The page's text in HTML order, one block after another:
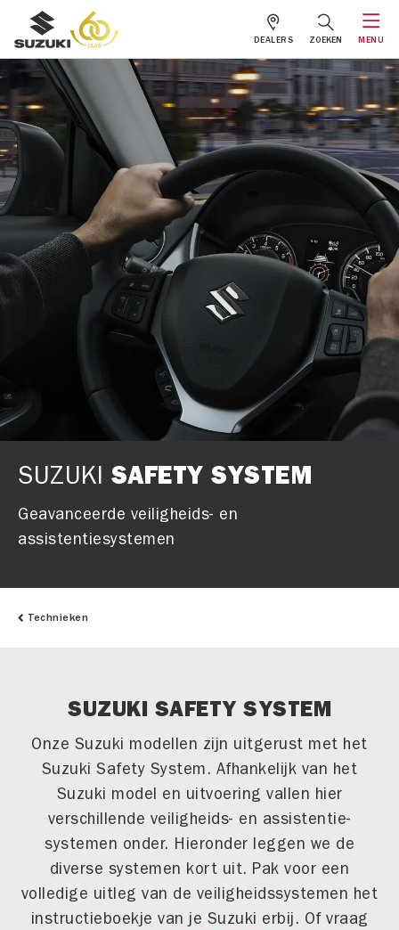
DEALERS ZOEKEN MENU
SUZUKI SAFETY SYSTEM
Geavanceerde veiligheids- en
assistentiesystemen
Technieken
SUZUKI SAFETY SYSTEM
Onze Suzuki modellen zijn uitgerust met het
Suzuki Safety System. Afhankelijk van het
Suzuki model en uitvoering vallen hier
verschillende veiligheids- en assistentie-
systemen onder. Hieronder leggen we de
diverse systemen kort uit. Pak voor een
volledige uitleg van de veiligheidssystemen het
instructieboekje van je Suzuki erbij. Of vraag